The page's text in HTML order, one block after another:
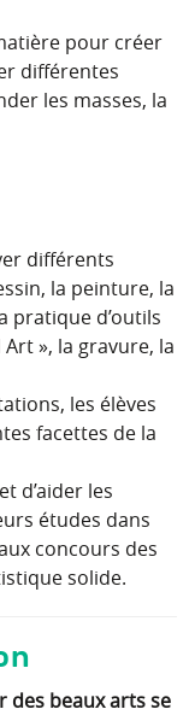
pour créer
différentes
les masses, la
différents
la peinture, la
pratique d’outils
», la gravure, la
les élèves
facettes de la
d’aider les
études dans
concours des
solide.
des beaux arts se